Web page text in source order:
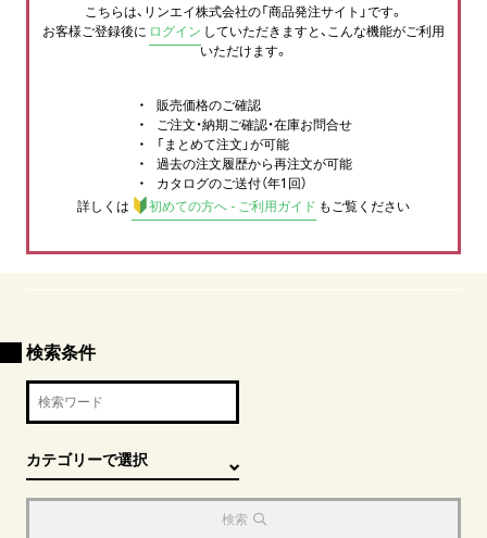
こちらは、リンエイ株式会社の「商品発注サイト」です。
お客様ご登録後に ログイン していただきますと、こんな機能がご利用
いただけます。
販売価格のご確認
ご注文・納期ご確認・在庫お問合せ
「まとめて注文」が可能
過去の注文履歴から再注文が可能
カタログのご送付（年1回）
詳しくは
初めての方へ - ご利用ガイド もご覧ください
検索条件
検索